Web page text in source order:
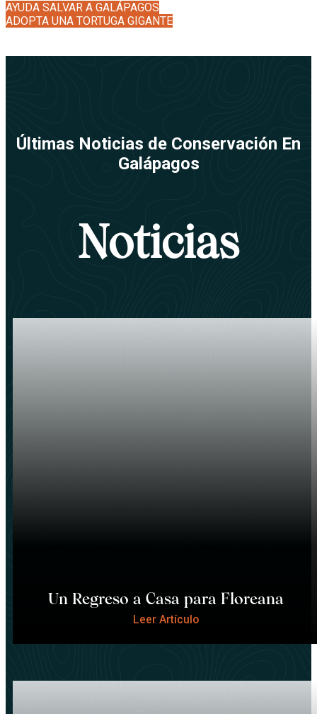
AYUDA SALVAR A GALÁPAGOS
ADOPTA UNA TORTUGA GIGANTE
Últimas Noticias de Conservación En
Galápagos
Noticias
Un Regreso a Casa para Floreana
Leer Artículo